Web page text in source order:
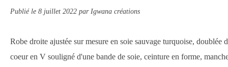
Publié le 8 juillet 2022 par Igwana créations
Robe droite ajustée sur mesure en soie sauvage turquoise, doublée
coeur en V souligné d'une bande de soie, ceinture en forme,